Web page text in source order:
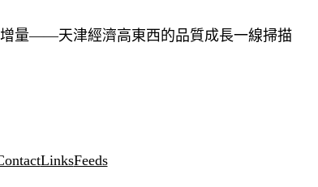
量——天津經濟高東西的品質成長一線掃描
LinksFeeds